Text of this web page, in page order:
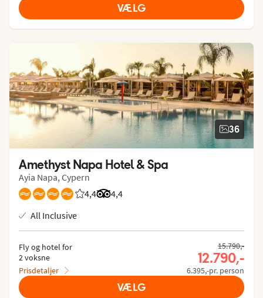
VÆLG
36
Amethyst Napa Hotel & Spa
Ayia Napa, Cypern
4,4
Bedømmelse fra Spies gæster: 4.364/5
4,4
Bedømmelse fra Tripadvisor: 4.4 of 5
All Inclusive
Fly og hotel for
2 voksne
Prisdetaljer
15.790,-
12.790,-
6.395,-pr. person
VÆLG